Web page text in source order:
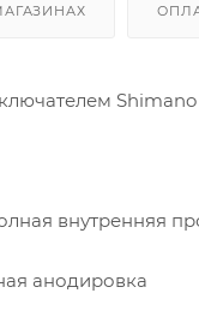
внутренняя
анодировка